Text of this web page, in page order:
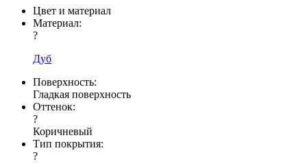
Цвет и материал
Материал:
?
Дуб
Поверхность:
Гладкая поверхность
Оттенок:
?
Коричневый
Тип покрытия:
?